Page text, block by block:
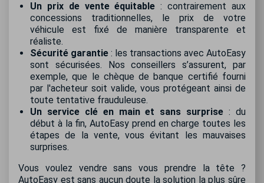
Un prix de vente équitable : contrairement aux
concessions traditionnelles, le prix de votre
véhicule est fixé de manière transparente et
réaliste.
Sécurité garantie : les transactions avec AutoEasy
sont sécurisées. Nos conseillers s’assurent, par
exemple, que le chèque de banque certifié fourni
par l'acheteur soit valide, vous protégeant ainsi de
toute tentative frauduleuse.
Un service clé en main et sans surprise : du
début à la fin, AutoEasy prend en charge toutes les
étapes de la vente, vous évitant les mauvaises
surprises.
Vous voulez vendre sans vous prendre la tête ?
AutoEasy est sans aucun doute la solution la plus sûre